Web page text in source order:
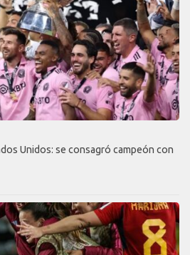
Unidos: se consagró campeón con